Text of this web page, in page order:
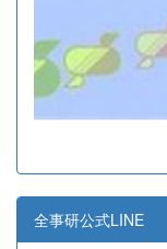
全事研公式LINE